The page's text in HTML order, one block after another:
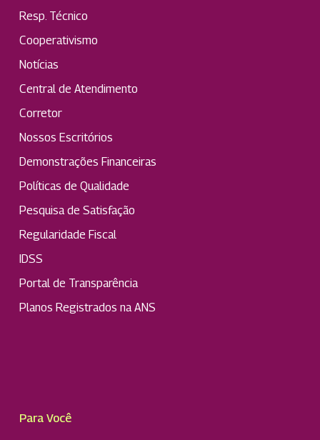
Resp. Técnico
Cooperativismo
Notícias
Central de Atendimento
Corretor
Nossos Escritórios
Demonstrações Financeiras
Políticas de Qualidade
Pesquisa de Satisfação
Regularidade Fiscal
IDSS
Portal de Transparência
Planos Registrados na ANS
Para Você